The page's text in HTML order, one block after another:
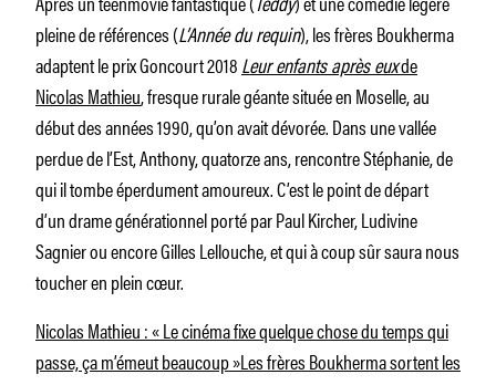
pleine de références (L’Année du requin), les frères Boukherma
adaptent le prix Goncourt 2018Leur enfants après euxde
Nicolas Mathieu, fresque rurale géante située en Moselle, au
début des années 1990, qu’on avait dévorée. Dans une vallée
perdue de l’Est, Anthony, quatorze ans, rencontre Stéphanie, de
qui il tombe éperdument amoureux. C’est le point de départ
d’un drame générationnel porté par Paul Kircher, Ludivine
Sagnier ou encore Gilles Lellouche, et qui à coup sûr saura nous
toucher en plein cœur.
Nicolas Mathieu : « Le cinéma fixe quelque chose du temps qui
passe, ça m’émeut beaucoup »Les frères Boukherma sortent les